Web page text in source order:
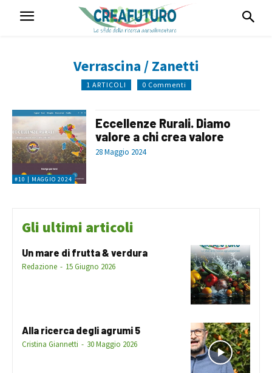
Verrascina / Zanetti
1 ARTICOLI 0 Commenti
#10 | MAGGIO 2024
Eccellenze Rurali. Diamo
valore a chi crea valore
28 Maggio 2024
Gli ultimi articoli
Un mare di frutta & verdura
Redazione - 15 Giugno 2026
Alla ricerca degli agrumi 5
Cristina Giannetti - 30 Maggio 2026